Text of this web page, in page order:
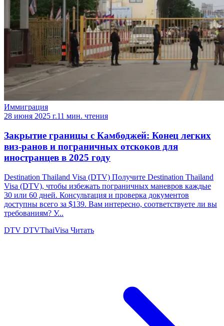
Иммиграция
28 июня 2025 г.11 мин. чтения
Закрытие границы с Камбоджей: Конец легких
виз-ранов и пограничных отскоков для
иностранцев в 2025 году
Destination Thailand Visa (DTV) Получите Destination Thailand
Visa (DTV), чтобы избежать пограничных маневров каждые
30 или 60 дней. Консультация и проверка документов
доступны всего за $139. Вам интересно, соответствуете ли вы
требованиям? У...
DTV DTVThaiVisa Читать